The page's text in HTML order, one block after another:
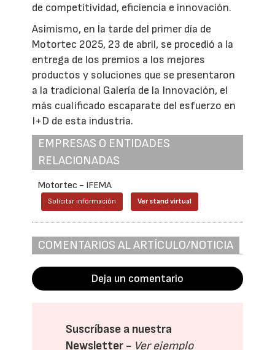
de competitividad, eficiencia e innovación.
Asimismo, en la tarde del primer día de
Motortec 2025, 23 de abril, se procedió a la
entrega de los premios a los mejores
productos y soluciones que se presentaron
a la tradicional Galería de la Innovación, el
más cualificado escaparate del esfuerzo en
I+D de esta industria.
EMPRESAS O ENTIDADES
RELACIONADAS
Motortec - IFEMA
Solicitar información Ver stand virtual
COMENTARIOS AL ARTÍCULO/NOTICIA
Deja un comentario
Suscríbase a nuestra
Newsletter - Ver ejemplo